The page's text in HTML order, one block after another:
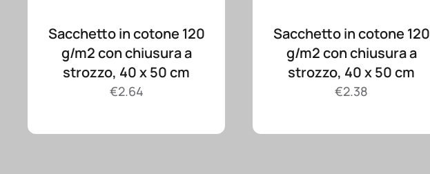
Sacchetto in cotone 120
g/m2 con chiusura a
strozzo, 40 x 50 cm
€2.64
Sacchetto in cotone 120
g/m2 con chiusura a
strozzo, 40 x 50 cm
€2.38